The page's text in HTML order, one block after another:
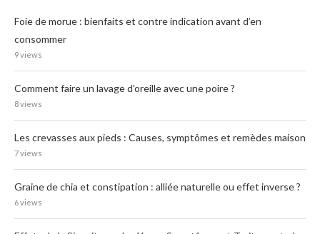
Foie de morue : bienfaits et contre indication avant d’en
consommer
9 views
Comment faire un lavage d’oreille avec une poire ?
8 views
Les crevasses aux pieds : Causes, symptômes et remèdes maison
7 views
Graine de chia et constipation : alliée naturelle ou effet inverse ?
6 views